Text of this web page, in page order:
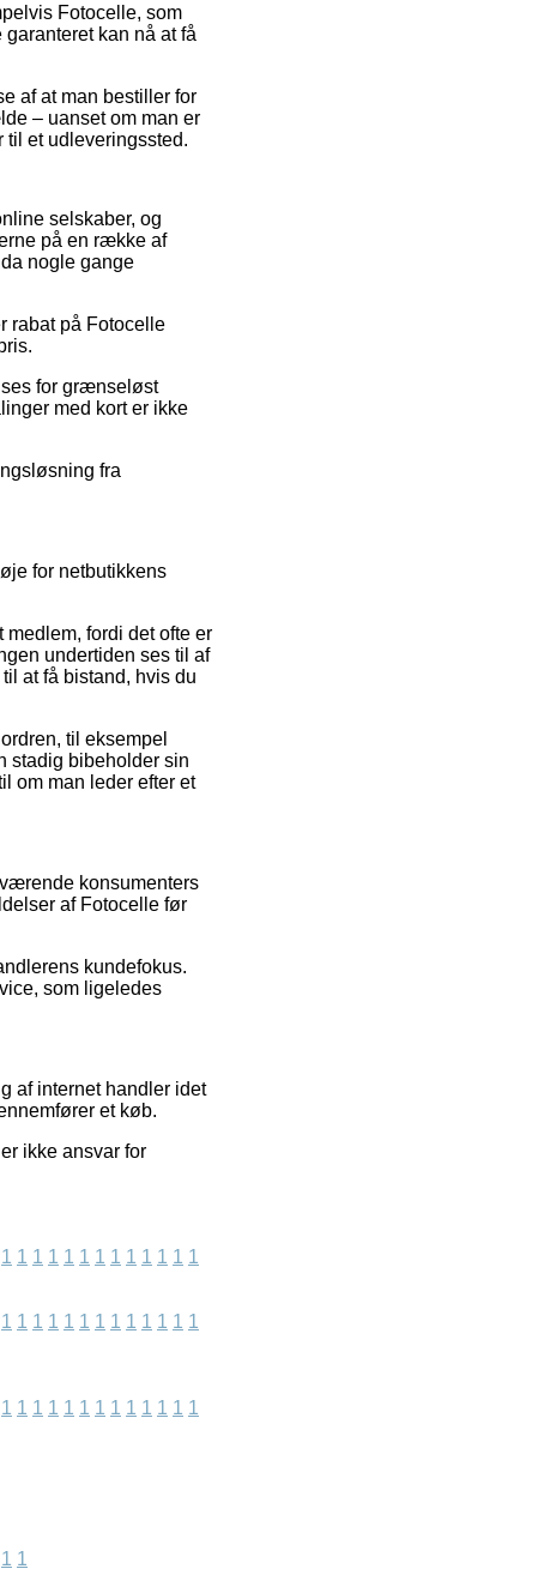
Fotocelle, som
kan nå at få
af at man bestiller for
– uanset om man er
et udleveringssted.
selskaber, og
på en række af
nogle gange
rabat på Fotocelle
for grænseløst
med kort er ikke
fra
for netbutikkens
fordi det ofte er
undertiden ses til af
at få bistand, hvis du
til eksempel
stadig bibeholder sin
om man leder efter et
konsumenters
af Fotocelle før
kundefokus.
som ligeledes
af internet handler idet
et køb.
ikke ansvar for
1 1 1 1 1 1 1 1 1 1 1 1 1
1 1 1 1 1 1 1 1 1 1 1 1 1
1 1 1 1 1 1 1 1 1 1 1 1 1
1 1